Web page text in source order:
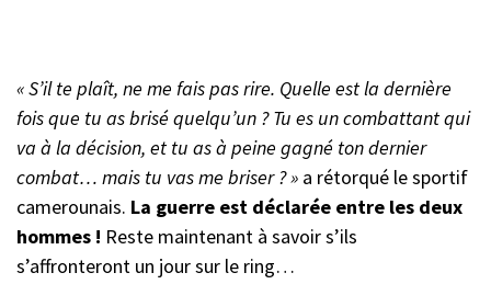
« S’il te plaît, ne me fais pas rire. Quelle est la dernière
fois que tu as brisé quelqu’un ? Tu es un combattant qui
va à la décision, et tu as à peine gagné ton dernier
combat… mais tu vas me briser ? » a rétorqué le sportif
camerounais. La guerre est déclarée entre les deux
hommes ! Reste maintenant à savoir s’ils
s’affronteront un jour sur le ring…